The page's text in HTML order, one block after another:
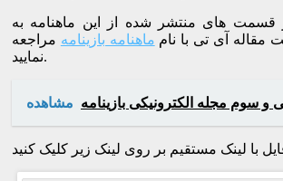
قسمت های منتشر شده از این ماهنامه به
مقاله آی تی با نام ماهنامه بازینامه مراجعه
نمایید.
مشاهده سوم مجله الکترونیکی بازینامه